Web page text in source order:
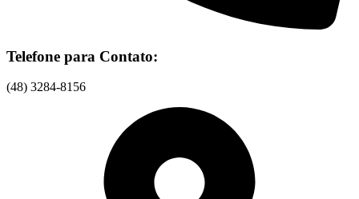
Telefone para Contato:
(48) 3284-8156